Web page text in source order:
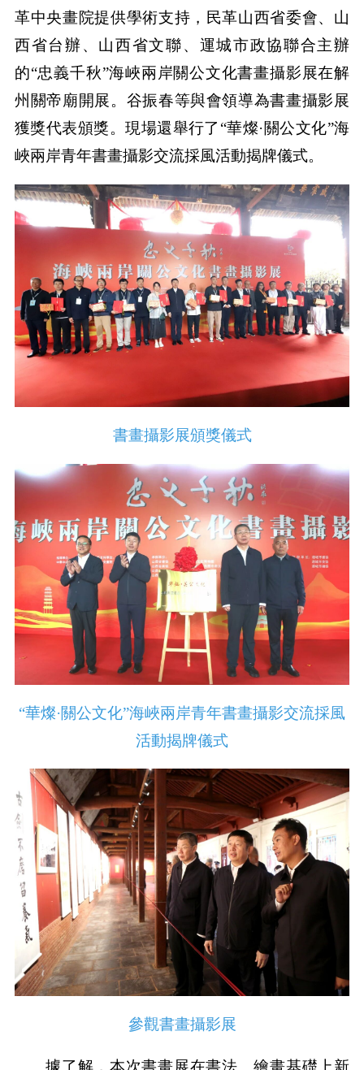
革中央畫院提供學術支持，民革山西省委會、山
西省台辦、山西省文聯、運城市政協聯合主辦
的“忠義千秋”海峽兩岸關公文化書畫攝影展在解
州關帝廟開展。谷振春等與會領導為書畫攝影展
獲獎代表頒獎。現場還舉行了“華燦·關公文化”海
峽兩岸青年書畫攝影交流採風活動揭牌儀式。
書畫攝影展頒獎儀式
“華燦·關公文化”海峽兩岸青年書畫攝影交流採風
活動揭牌儀式
參觀書畫攝影展
據了解，本次書畫展在書法、繪畫基礎上新